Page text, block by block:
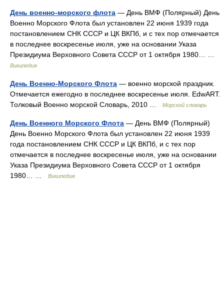
День военно-морского флота — День ВМФ (Полярный) День
Военно Морского Флота был установлен 22 июня 1939 года
постановлением СНК СССР и ЦК ВКПб, и с тех пор отмечается
в последнее воскресенье июля, уже на основании Указа
Президиума Верховного Совета СССР от 1 октября 1980… …
Википедия
День Военно-Морского Флота — военно морской праздник.
Отмечается ежегодно в последнее воскресенье июля. EdwART.
Толковый Военно морской Словарь, 2010 …
Морской словарь
День Военного Морского Флота — День ВМФ (Полярный)
День Военно Морского Флота был установлен 22 июня 1939
года постановлением СНК СССР и ЦК ВКПб, и с тех пор
отмечается в последнее воскресенье июля, уже на основании
Указа Президиума Верховного Совета СССР от 1 октября
1980… …
Википедия